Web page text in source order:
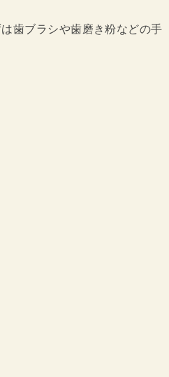
歯ブラシや歯磨き粉などの手